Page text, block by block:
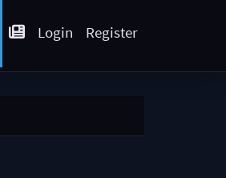
Login Register